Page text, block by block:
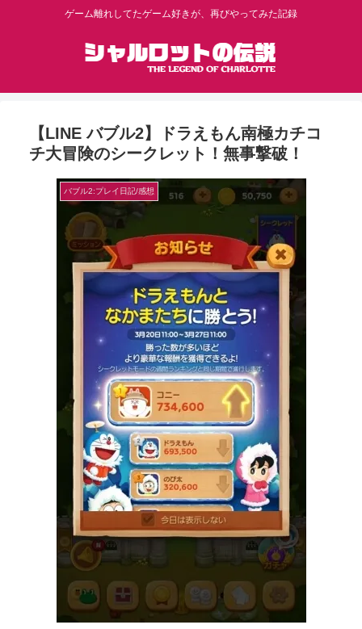
ゲーム離れしてたゲーム好きが、再びやってみた記録
【LINE バブル2】ドラえもん南極カチコ
チ大冒険のシークレット！無事撃破！
バブル2:プレイ日記/感想